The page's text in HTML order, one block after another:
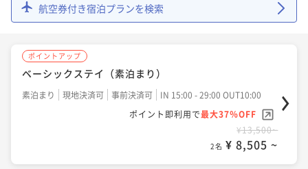
【早割30】早期予約でお得に宿泊（素泊まり）【早期
割】
¥11,160~
¥ 10,378 ~
航空券付き宿泊プランを検索
ポイントアップ
ベーシックステイ（素泊まり）
素泊まり 現地決済可 事前決済可
IN 15:00 - 29:00 OUT10:00
ポイント即利用で最大37％OFF
¥13,500~
2名 ¥ 8,505 ~